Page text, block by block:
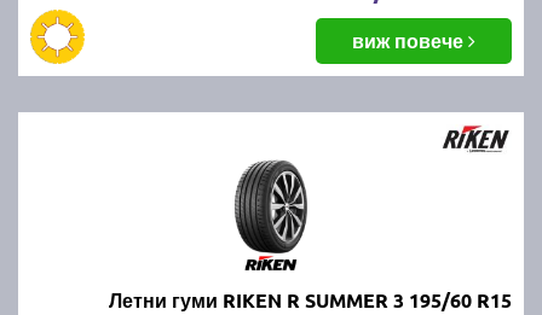
виж повече
Летни гуми RIKEN R SUMMER 3 195/60 R15